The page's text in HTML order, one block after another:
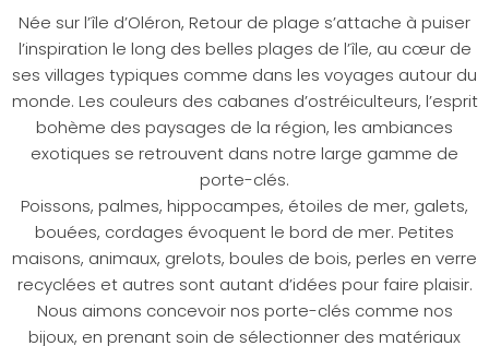
Née sur l’île d’Oléron, Retour de plage s’attache à puiser
l’inspiration le long des belles plages de l’île, au cœur de
ses villages typiques comme dans les voyages autour du
monde. Les couleurs des cabanes d’ostréiculteurs, l’esprit
bohème des paysages de la région, les ambiances
exotiques se retrouvent dans notre large gamme de
porte-clés.
Poissons, palmes, hippocampes, étoiles de mer, galets,
bouées, cordages évoquent le bord de mer. Petites
maisons, animaux, grelots, boules de bois, perles en verre
recyclées et autres sont autant d’idées pour faire plaisir.
Nous aimons concevoir nos porte-clés comme nos
bijoux, en prenant soin de sélectionner des matériaux